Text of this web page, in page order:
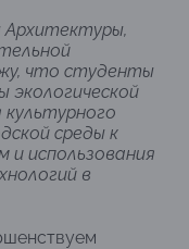
что студенты
среды к
и использования
в